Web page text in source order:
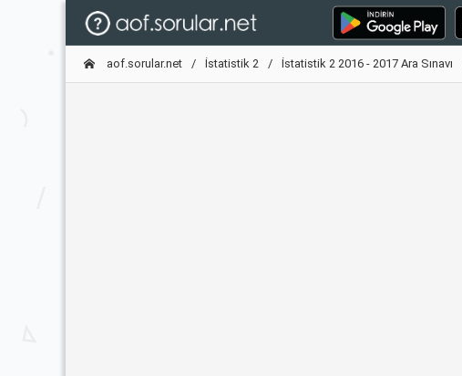
aof.sorular.net İstatistik 2 İstatistik 2 2016 - 2017 Ara Sınavı